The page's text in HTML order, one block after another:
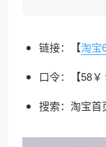
链接：【淘宝
口令：【58￥
搜索：淘宝首